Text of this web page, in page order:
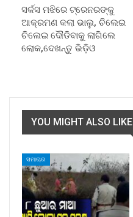
ସର୍କସ ମଝିରେ ଟ୍ରେନରଙ୍କୁ
ଆକ୍ରମଣ କଲା ଭାଲୁ, ଚିଲେଇ
ଚିଲେଇ ଦୌଡିବାକୁ ଲାଗିଲେ
ଲୋକ,ଦେଖନ୍ତୁ ଭିଡ଼ିଓ
YOU MIGHT ALSO LIKE
ସମାଚାର